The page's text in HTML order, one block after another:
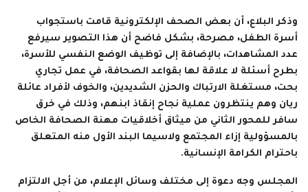
وذكر البلاع، أن بعض الصحف الإلكترونية قامت باستجواب
أسرة الطفل، مصرحة، بشكل فاضح أن هذا التصوير سيرفع
عدد المشاهدات، بالإضافة إلى توظيف الوضع النفسي للأسرة،
بطرح أسئلة لا علاقة لها بقواعد الصحافة، في عمل تجاري
بحت، مستغلة الارتباك والحزن الشديدين، والخوف لأفراد عائلة
ريان وهم ينتظرون عملية نجاح إنقاذ ابنهم، وذلك في خرق
سافر للمحور الثاني من ميثاق أخلاقيات مهنة الصحافة الخاص
بالمسؤولية إزاء المجتمع ولاسيما البند الأول منه المتعلق
باحترام الكرامة الإنسانية.
المجلس وجه دعوة إلى مختلف وسائل الإعلام، من أجل الالتزام